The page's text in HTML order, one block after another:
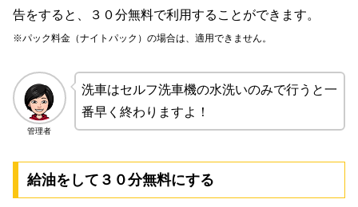
告をすると、３０分無料で利用することができます。
※パック料金（ナイトパック）の場合は、適用できません。
管理者
洗車はセルフ洗車機の水洗いのみで行うと一
番早く終わりますよ！
給油をして３０分無料にする